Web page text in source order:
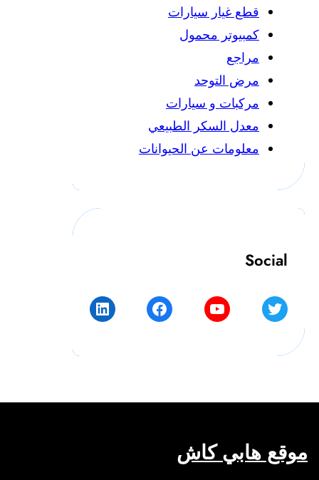
قطع غيار سيارات
كمبيوتر محمول
مراجع
مرض التوحد
مركبات و سيارات
معدل السكر الطبيعي
معلومات عن الحيوانات
Social
Twitter
YouTube
Facebook
LinkedIn
موقع هابي كاش